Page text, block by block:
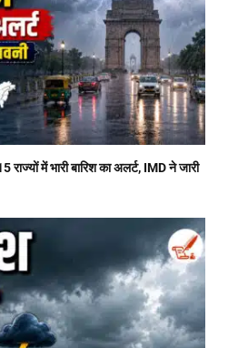
में भारी बारिश का अलर्ट, IMD ने जारी